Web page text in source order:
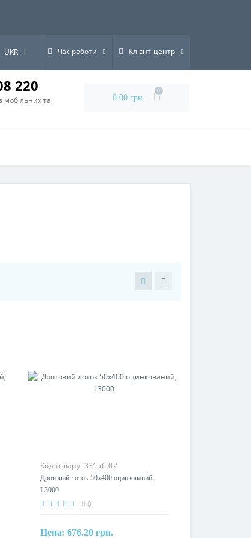
UKR Час роботи Клієнт-центр
220
мобільних та
0.00 грн.
0
Код товару: 33156-02
Дротовий лоток 50х400
оцинкований, L3000
0
Цена: 676.20 грн.